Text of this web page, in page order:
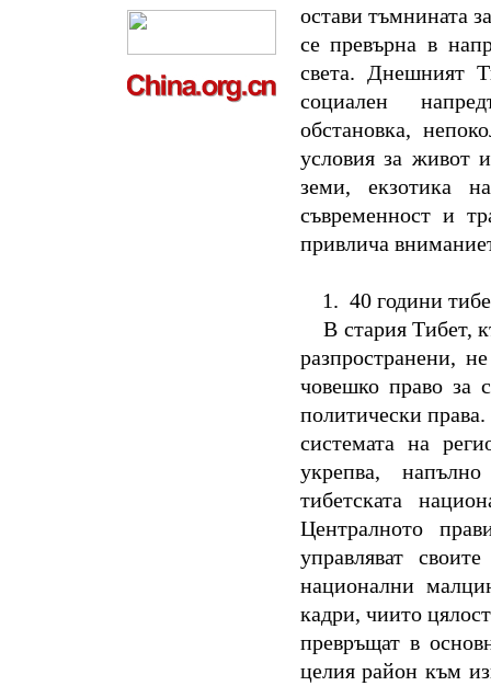
остави тъмнината
се превърна в
света. Днешният
социален
обстановка,
условия за живот
земи, екзотика
съвременност и
привлича
1. 40 години
В стария Тибет,
разпространени,
човешко право за
политически
системата на
укрепва,
тибетската
Централното
управляват
национални
кадри, чиито
превръщат в
целия район към